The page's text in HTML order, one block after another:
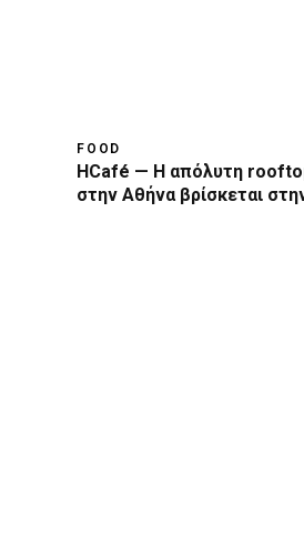
FOOD
HCafé — Η απόλυτη
στην Αθήνα βρίσκεται